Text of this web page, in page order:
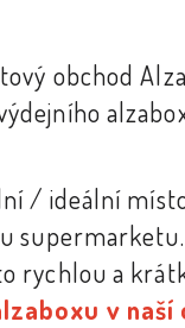
obchod
/ ideální
supermarketu.
rychlou a
v naší